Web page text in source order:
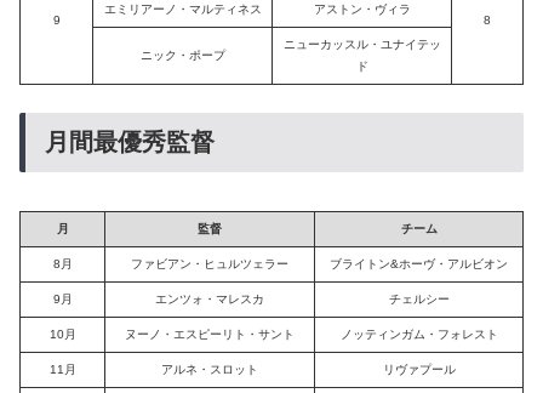
9 8
エミリアーノ・マルティネス アストン・ヴィラ
ニック・ポープ
ニューカッスル・ユナイテッ
ド
月間最優秀監督
月 監督 チーム
8月 ファビアン・ヒュルツェラー ブライトン&ホーヴ・アルビオン
9月 エンツォ・マレスカ チェルシー
10月 ヌーノ・エスピーリト・サント ノッティンガム・フォレスト
11月 アルネ・スロット リヴァプール